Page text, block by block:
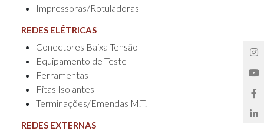
Impressoras/Rotuladoras
REDES ELÉTRICAS
Conectores Baixa Tensão
Equipamento de Teste
Ferramentas
Fitas Isolantes
Terminações/Emendas M.T.
REDES EXTERNAS